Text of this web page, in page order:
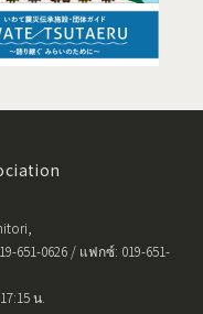
651-0626 / แฟกซ์: 019-651-
น.